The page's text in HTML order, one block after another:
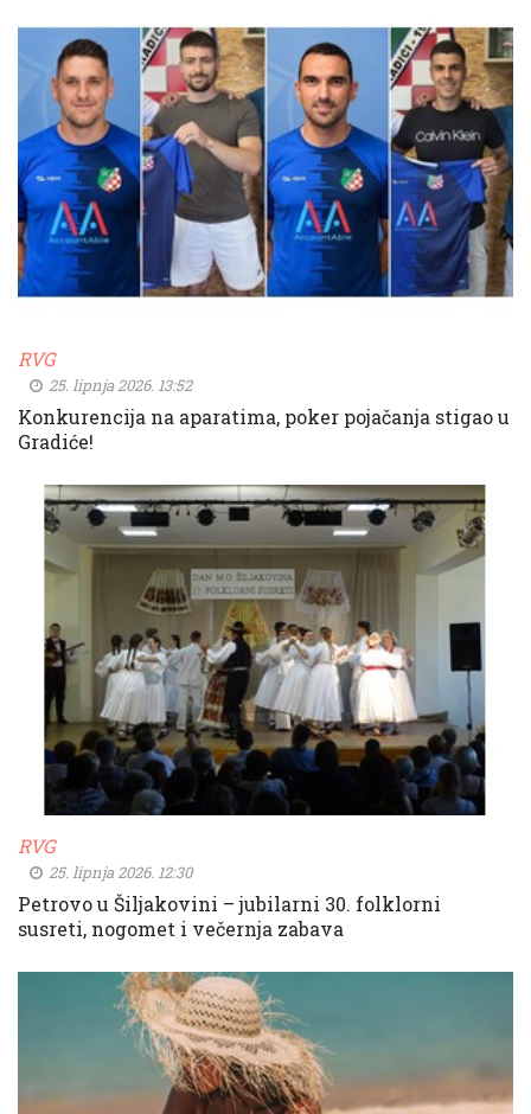
RVG
25. lipnja 2026. 13:52
Konkurencija na aparatima, poker pojačanja stigao u
Gradiće!
RVG
25. lipnja 2026. 12:30
Petrovo u Šiljakovini – jubilarni 30. folklorni
susreti, nogomet i večernja zabava